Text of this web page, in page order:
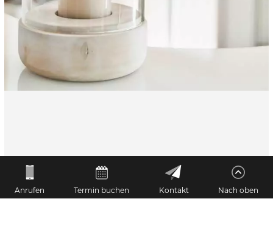
Anrufen Termin buchen Kontakt Nach oben